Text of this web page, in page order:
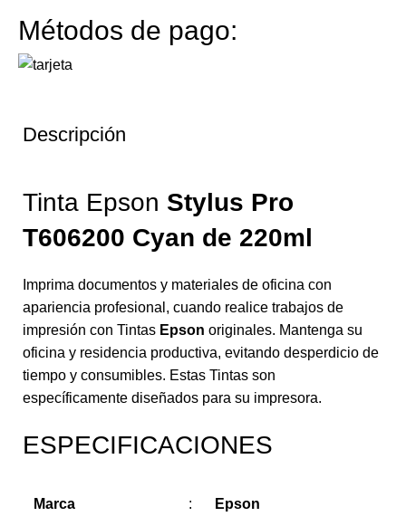
Métodos de pago:
Descripción
Tinta Epson Stylus Pro
T606200 Cyan de 220ml
Imprima documentos y materiales de oficina con
apariencia profesional, cuando realice trabajos de
impresión con Tintas Epson originales. Mantenga su
oficina y residencia productiva, evitando desperdicio de
tiempo y consumibles. Estas Tintas son
específicamente diseñados para su impresora.
ESPECIFICACIONES
Marca : Epson